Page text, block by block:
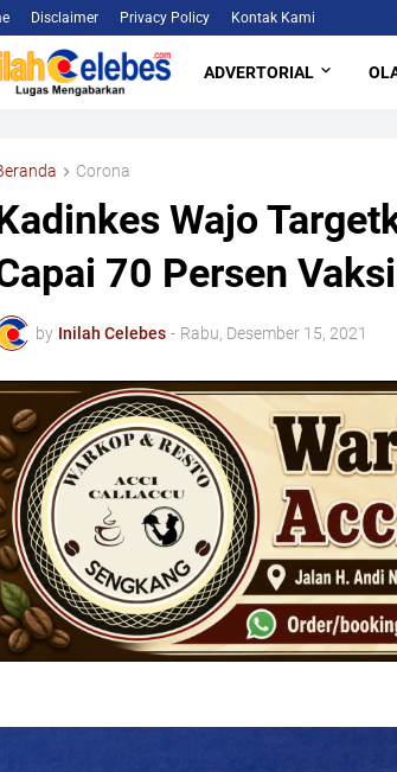
Disclaimer Privacy Policy Kontak Kami
ADVERTORIAL
Corona
Wajo
70 Persen
by Inilah Celebes - Rabu, Desember 15, 2021